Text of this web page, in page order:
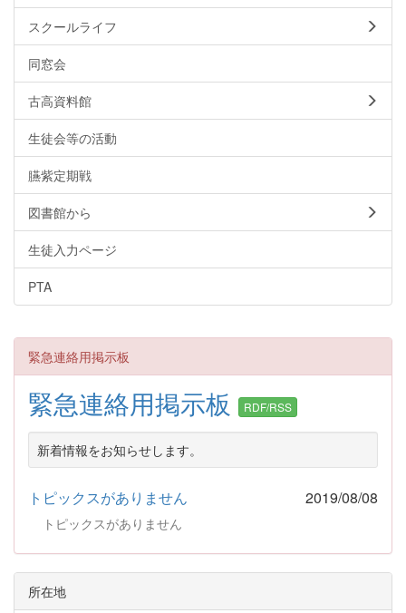
スクールライフ
同窓会
古高資料館
生徒会等の活動
臙紫定期戦
図書館から
生徒入力ページ
PTA
緊急連絡用掲示板
緊急連絡用掲示板 RDF/RSS
新着情報をお知らせします。
トピックスがありません 2019/08/08
トピックスがありません
所在地